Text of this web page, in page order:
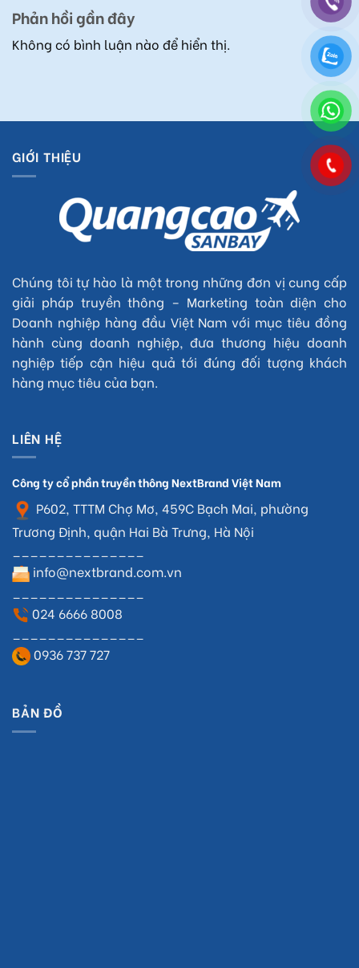
Phản hồi gần đây
Không có bình luận nào để hiển thị.
GIỚI THIỆU
Chúng tôi tự hào là một trong những đơn vị cung cấp
giải pháp truyền thông – Marketing toàn diện cho
Doanh nghiệp hàng đầu Việt Nam với mục tiêu đồng
hành cùng doanh nghiệp, đưa thương hiệu doanh
nghiệp tiếp cận hiệu quả tới đúng đối tượng khách
hàng mục tiêu của bạn.
LIÊN HỆ
Công ty cổ phần truyền thông NextBrand Việt Nam
P602, TTTM Chợ Mơ, 459C Bạch Mai, phường
Trương Định, quận Hai Bà Trưng, Hà Nội
_______________
info@nextbrand.com.vn
_______________
024 6666 8008
_______________
0936 737 727
BẢN ĐỒ